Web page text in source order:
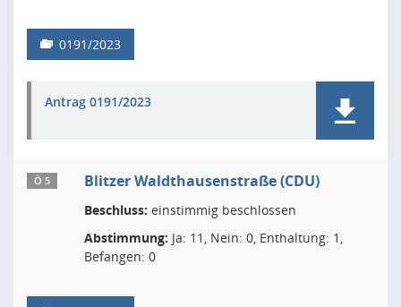
0191/2023
Antrag 0191/2023
Ö 5 Blitzer Waldthausenstraße (CDU)
Beschluss: einstimmig beschlossen
Abstimmung: Ja: 11, Nein: 0, Enthaltung: 1,
Befangen: 0